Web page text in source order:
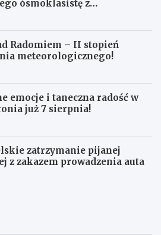
ósmoklasistę z
Radomiem – II stopień
meteorologicznego!
emocje i taneczna radość w
już 7 sierpnia!
zatrzymanie pijanej
z zakazem prowadzenia auta